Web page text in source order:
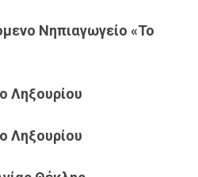
Νηπιαγωγείο «Το
Ληξουρίου
Ληξουρίου